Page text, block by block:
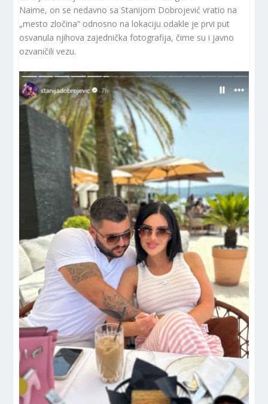
Naime, on se nedavno sa Stanijom Dobrojević vratio na
„mesto zločina“ odnosno na lokaciju odakle je prvi put
osvanula njihova zajednička fotografija, čime su i javno
ozvaničili vezu.